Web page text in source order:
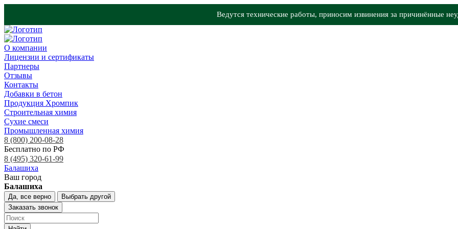
Ведутся технические работы, приносим извинения за причинённые
О компании
Лицензии и сертификаты
Партнеры
Отзывы
Контакты
Добавки в бетон
Продукция Хромпик
Строительная химия
Сухие смеси
Промышленная химия
8 (800) 200-08-28
Бесплатно по РФ
8 (495) 320-61-99
Балашиха
Ваш город
Балашиха
Да, все верно
Выбрать другой
Заказать звонок